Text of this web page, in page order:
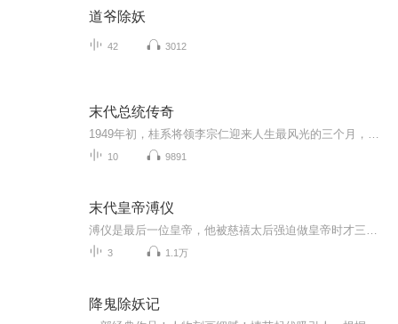
道爷除妖
42 3012
末代总统传奇
10 9891
末代皇帝溥仪
3 1.1万
降鬼除妖记